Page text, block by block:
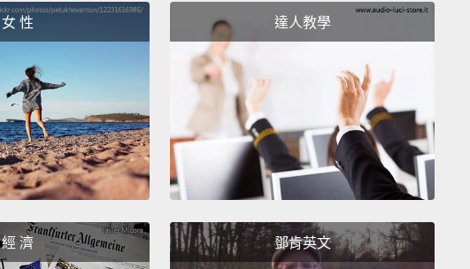
anything, and, like, don't take this, like, personally, but,
uh...
you're not very good at, like, feeding me, so you
probably should, like, work on that.
Dude, wake up, wake
up. Wake up, wake up.
呃...老兄，我不想要變得，像是，太機車還是什麼的，還有別
把這看成是針對個人的，但，呃...你不是很在行於餵食我，所
以你也許該，像是，在那方面多加把勁。老兄，醒醒、醒醒。
醒醒、醒醒啊。
**** this cup.
女 性 達人教學
經 濟 鄧肯英文